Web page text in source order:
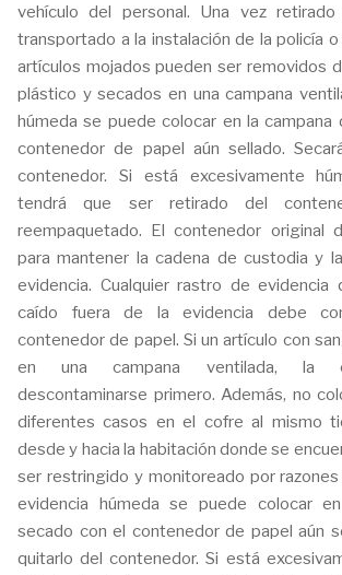
vehículo del personal. Una vez
transportado a la instalación de la policía
artículos mojados pueden ser removidos
plástico y secados en una campana
húmeda se puede colocar en la campana
contenedor de papel aún sellado.
contenedor. Si está excesivamente
tendrá que ser retirado del
reempaquetado. El contenedor original
para mantener la cadena de custodia y
evidencia. Cualquier rastro de evidencia
caído fuera de la evidencia debe
contenedor de papel. Si un artículo con
en una campana ventilada, la
descontaminarse primero. Además, no
diferentes casos en el cofre al mismo
desde y hacia la habitación donde se
ser restringido y monitoreado por
evidencia húmeda se puede colocar
secado con el contenedor de papel aún
quitarlo del contenedor. Si está